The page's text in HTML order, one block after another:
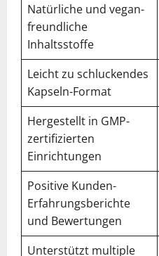
Natürliche und vegan-
freundliche
Inhaltsstoffe
Leicht zu schluckendes
Kapseln-Format
Hergestellt in GMP-
zertifizierten
Einrichtungen
Positive Kunden-
Erfahrungsberichte
und Bewertungen
Unterstützt multiple